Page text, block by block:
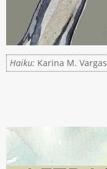
Haiku: Karina M. Vargas